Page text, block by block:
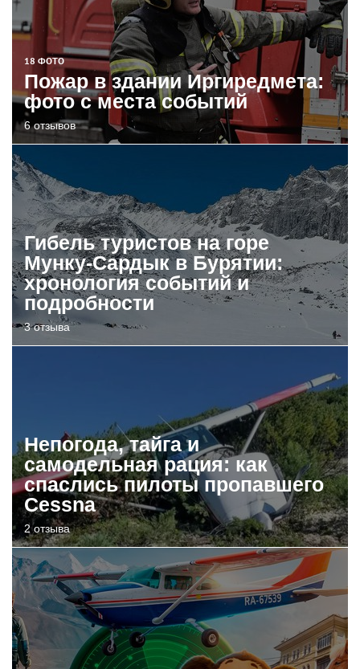
18 ФОТО
Пожар в здании Иргиредмета:
фото с места событий
6 отзывов
Гибель туристов на горе
Мунку-Сардык в Бурятии:
хронология событий и
подробности
3 отзыва
Непогода, тайга и
самодельная рация: как
спаслись пилоты пропавшего
Cessna
2 отзыва